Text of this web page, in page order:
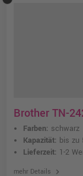
Brother TN-
Farben: schwarz
Kapazität: bis zu
Lieferzeit: 1-2
mehr Details chevron_right